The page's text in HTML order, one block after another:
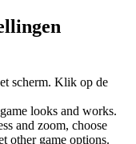
scherm. Klik op de
looks and works.
and zoom, choose
other game options.